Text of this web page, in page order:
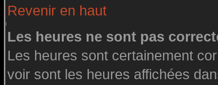
Revenir en haut
Les heures ne sont pas
Les heures sont certainement
voir sont les heures affichées